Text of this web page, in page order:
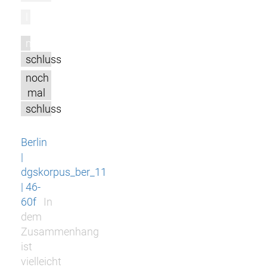
m
schluss
noch
mal
schluss
Berlin
|
dgskorpus_ber_11
| 46-
60f
In
dem
Zusammenhang
ist
vielleicht